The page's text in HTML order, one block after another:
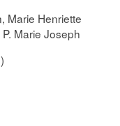
Marie Henriette
Marie Joseph
)